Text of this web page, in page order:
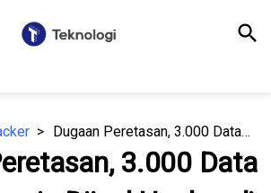
search
Dugaan Peretasan, 3.000 Data KSP Indonesia Dijual Hacker di Dark Web
3.000 Data